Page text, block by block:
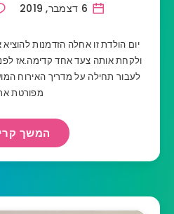
יום הולדת זו אחלה הזדמנות
ולקחת אותה צעד אחד קדימה.אז
לעבור תחילה על מדריך האירוח
מפורטת
המשך